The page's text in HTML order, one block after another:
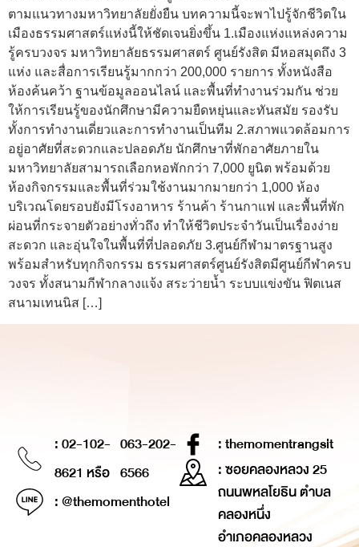
ตามแนวทางมหาวิทยาลัยยั่งยืน บทความนี้จะพาไปรู้จักชีวิตใน
เมืองธรรมศาสตร์แห่งนี้ให้ชัดเจนยิ่งขึ้น 1.เมืองแห่งแหล่งความ
รู้ครบวงจร มหาวิทยาลัยธรรมศาสตร์ ศูนย์รังสิต มีหอสมุดถึง 3
แห่ง และสื่อการเรียนรู้มากกว่า 200,000 รายการ ทั้งหนังสือ
ห้องค้นคว้า ฐานข้อมูลออนไลน์ และพื้นที่ทำงานร่วมกัน ช่วย
ให้การเรียนรู้ของนักศึกษามีความยืดหยุ่นและทันสมัย รองรับ
ทั้งการทำงานเดี่ยวและการทำงานเป็นทีม 2.สภาพแวดล้อมการ
อยู่อาศัยที่สะดวกและปลอดภัย นักศึกษาที่พักอาศัยภายใน
มหาวิทยาลัยสามารถเลือกหอพักกว่า 7,000 ยูนิต พร้อมด้วย
ห้องกิจกรรมและพื้นที่ร่วมใช้งานมากมายกว่า 1,000 ห้อง
บริเวณโดยรอบยังมีโรงอาหาร ร้านค้า ร้านกาแฟ และพื้นที่พัก
ผ่อนที่กระจายตัวอย่างทั่วถึง ทำให้ชีวิตประจำวันเป็นเรื่องง่าย
สะดวก และอุ่นใจในพื้นที่ที่ปลอดภัย 3.ศูนย์กีฬามาตรฐานสูง
พร้อมสำหรับทุกกิจกรรม ธรรมศาสตร์ศูนย์รังสิตมีศูนย์กีฬาครบ
วงจร ทั้งสนามกีฬากลางแจ้ง สระว่ายน้ำ ระบบแข่งขัน ฟิตเนส
สนามเทนนิส […]
: 02-102-
8621 หรือ
063-202-
6566
: @themomenthotel
: themomentrangsit
: ซอยคลองหลวง 25
ถนนพหลโยธิน ตำบล
คลองหนึ่ง
อำเภอคลองหลวง